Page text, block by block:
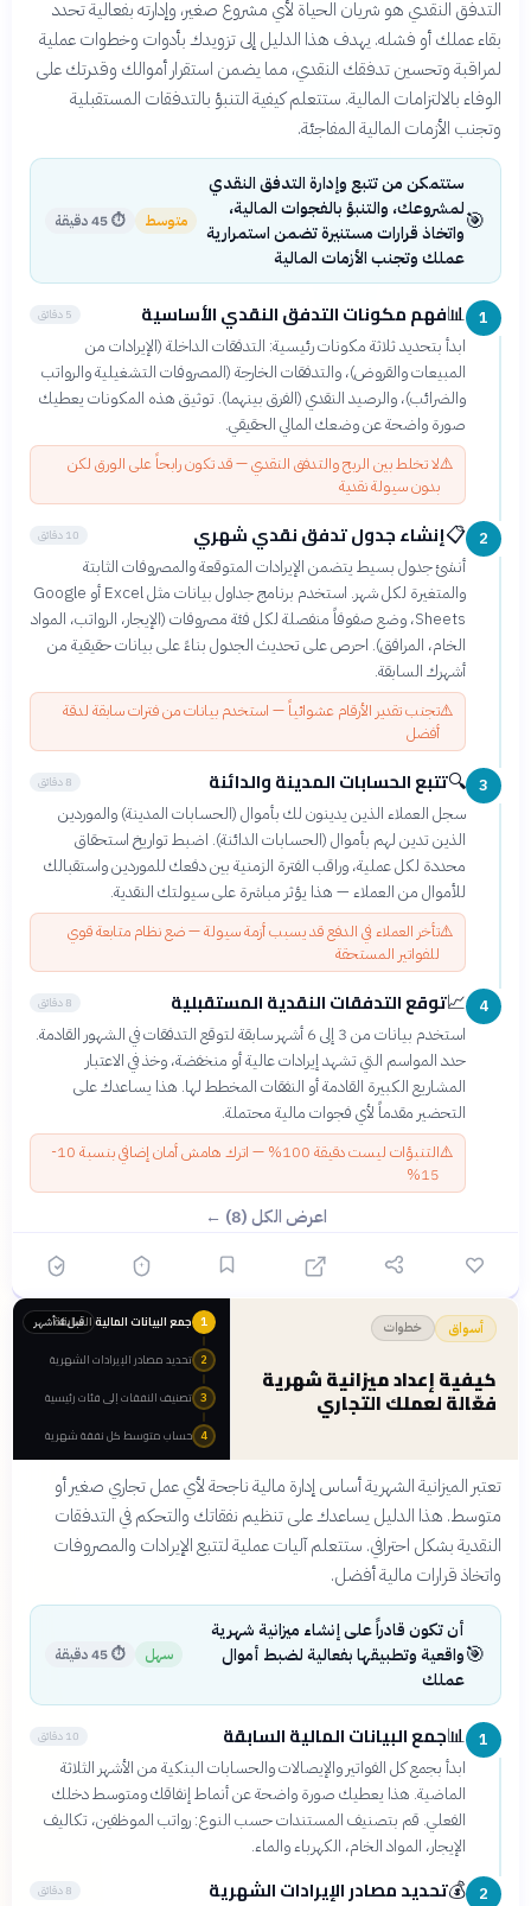
التدفق النقدي هو شريان الحياة لأي مشروع صغير، وإدارته بفعالية تحدد
بقاء عملك أو فشله. يهدف هذا الدليل إلى تزويدك بأدوات وخطوات عملية
لمراقبة وتحسين تدفقك النقدي، مما يضمن استقرار أموالك وقدرتك على
الوفاء بالالتزامات المالية. ستتعلم كيفية التنبؤ بالتدفقات المستقبلية
وتجنب الأزمات المالية المفاجئة.
🎯
ستتمكن من تتبع وإدارة التدفق النقدي
لمشروعك، والتنبؤ بالفجوات المالية،
واتخاذ قرارات مستنيرة تضمن استمرارية
عملك وتجنب الأزمات المالية
متوسط ⏱45 دقيقة
1
📊فهم مكونات التدفق النقدي الأساسية 5 دقائق
ابدأ بتحديد ثلاثة مكونات رئيسية: التدفقات الداخلة (الإيرادات من
المبيعات والقروض)، والتدفقات الخارجة (المصروفات التشغيلية والرواتب
والضرائب)، والرصيد النقدي (الفرق بينهما). توثيق هذه المكونات يعطيك
صورة واضحة عن وضعك المالي الحقيقي.
⚠️لا تخلط بين الربح والتدفق النقدي — قد تكون رابحاً على الورق لكن
بدون سيولة نقدية
2
📋إنشاء جدول تدفق نقدي شهري 10 دقائق
أنشئ جدول بسيط يتضمن الإيرادات المتوقعة والمصروفات الثابتة
والمتغيرة لكل شهر. استخدم برنامج جداول بيانات مثل Excel أو Google
Sheets، وضع صفوفاً منفصلة لكل فئة مصروفات (الإيجار، الرواتب، المواد
الخام، المرافق). احرص على تحديث الجدول بناءً على بيانات حقيقية من
أشهرك السابقة.
⚠️تجنب تقدير الأرقام عشوائياً — استخدم بيانات من فترات سابقة لدقة
أفضل
3
🔍تتبع الحسابات المدينة والدائنة 8 دقائق
سجل العملاء الذين يدينون لك بأموال (الحسابات المدينة) والموردين
الذين تدين لهم بأموال (الحسابات الدائنة). اضبط تواريخ استحقاق
محددة لكل عملية، وراقب الفترة الزمنية بين دفعك للموردين واستقبالك
للأموال من العملاء — هذا يؤثر مباشرة على سيولتك النقدية.
⚠️تأخر العملاء في الدفع قد يسبب أزمة سيولة — ضع نظام متابعة قوي
للفواتير المستحقة
4
📈توقع التدفقات النقدية المستقبلية 8 دقائق
استخدم بيانات من 3 إلى 6 أشهر سابقة لتوقع التدفقات في الشهور القادمة.
حدد المواسم التي تشهد إيرادات عالية أو منخفضة، وخذ في الاعتبار
المشاريع الكبيرة القادمة أو النفقات المخطط لها. هذا يساعدك على
التحضير مقدماً لأي فجوات مالية محتملة.
⚠️
التنبؤات ليست دقيقة 100% — اترك هامش أمان إضافي بنسبة 10-
15%
اعرض الكل (8) ←
أسواق خطوات
كيفية إعداد ميزانية شهرية
فعّالة لعملك التجاري
قبل 4 أشهر 1 جمع البيانات المالية السابقة
2 تحديد مصادر الإيرادات الشهرية
3 تصنيف النفقات إلى فئات رئيسية
4 حساب متوسط كل نفقة شهرية
تعتبر الميزانية الشهرية أساس إدارة مالية ناجحة لأي عمل تجاري صغير أو
متوسط. هذا الدليل يساعدك على تنظيم نفقاتك والتحكم في التدفقات
النقدية بشكل احترافي. ستتعلم آليات عملية لتتبع الإيرادات والمصروفات
واتخاذ قرارات مالية أفضل.
🎯
أن تكون قادراً على إنشاء ميزانية شهرية
واقعية وتطبيقها بفعالية لضبط أموال
عملك
سهل ⏱45 دقيقة
1
📊جمع البيانات المالية السابقة 10 دقائق
ابدأ بجمع كل الفواتير والإيصالات والحسابات البنكية من الأشهر الثلاثة
الماضية. هذا يعطيك صورة واضحة عن أنماط إنفاقك ومتوسط دخلك
الفعلي. قم بتصنيف المستندات حسب النوع: رواتب الموظفين، تكاليف
الإيجار، المواد الخام، الكهرباء والماء.
2
💰تحديد مصادر الإيرادات الشهرية 8 دقائق